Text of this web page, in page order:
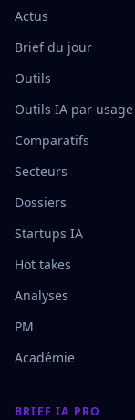
Actus
Brief du jour
Outils
Outils IA par usage
Comparatifs
Secteurs
Dossiers
Startups IA
Hot takes
Analyses
PM
Académie
BRIEF IA PRO